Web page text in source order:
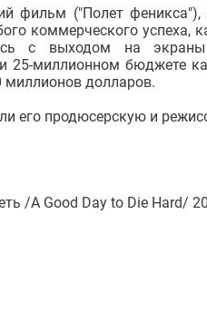
фильм ("Полет
коммерческого успеха,
с выходом на экраны
25-миллионном бюджете
миллионов долларов.
продюсерскую и
/A Good Day to Die Hard/